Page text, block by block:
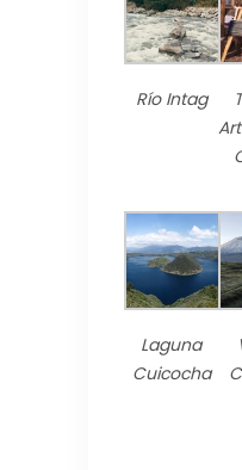
Río Intag
Laguna
Cuicocha